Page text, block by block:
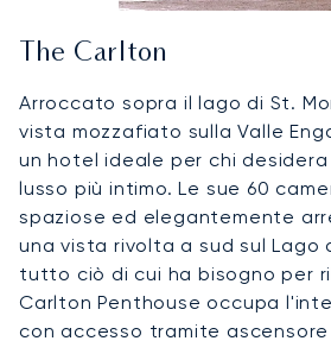
The Carlton
Arroccato sopra il lago di St.
vista mozzafiato sulla Valle
un hotel ideale per chi
lusso più intimo. Le sue 60
spaziose ed elegantemente
una vista rivolta a sud sul Lago
tutto ciò di cui ha bisogno per
Carlton Penthouse occupa
con accesso tramite